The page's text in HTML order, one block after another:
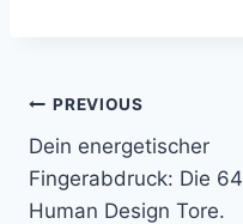
PREVIOUS
Dein energetischer
Fingerabdruck: Die 64
Human Design Tore.